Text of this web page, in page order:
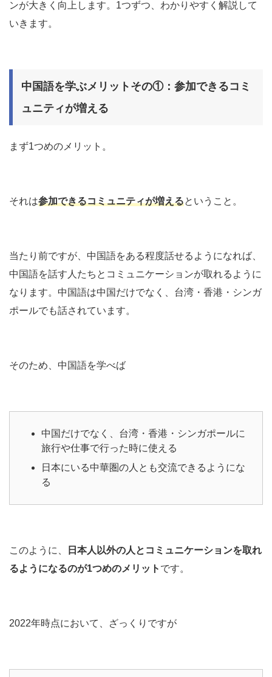
ンが大きく向上します。1つずつ、わかりやすく解説して
いきます。
中国語を学ぶメリットその①：参加できるコミ
ュニティが増える
まず1つめのメリット。
それは参加できるコミュニティが増えるということ。
当たり前ですが、中国語をある程度話せるようになれば、
中国語を話す人たちとコミュニケーションが取れるように
なります。中国語は中国だけでなく、台湾・香港・シンガ
ポールでも話されています。
そのため、中国語を学べば
中国だけでなく、台湾・香港・シンガポールに
旅行や仕事で行った時に使える
日本にいる中華圏の人とも交流できるようにな
る
このように、
日本人以外の人とコミュニケーションを取れ
るようになるのが1つめのメリット です。
2022年時点において、ざっくりですが